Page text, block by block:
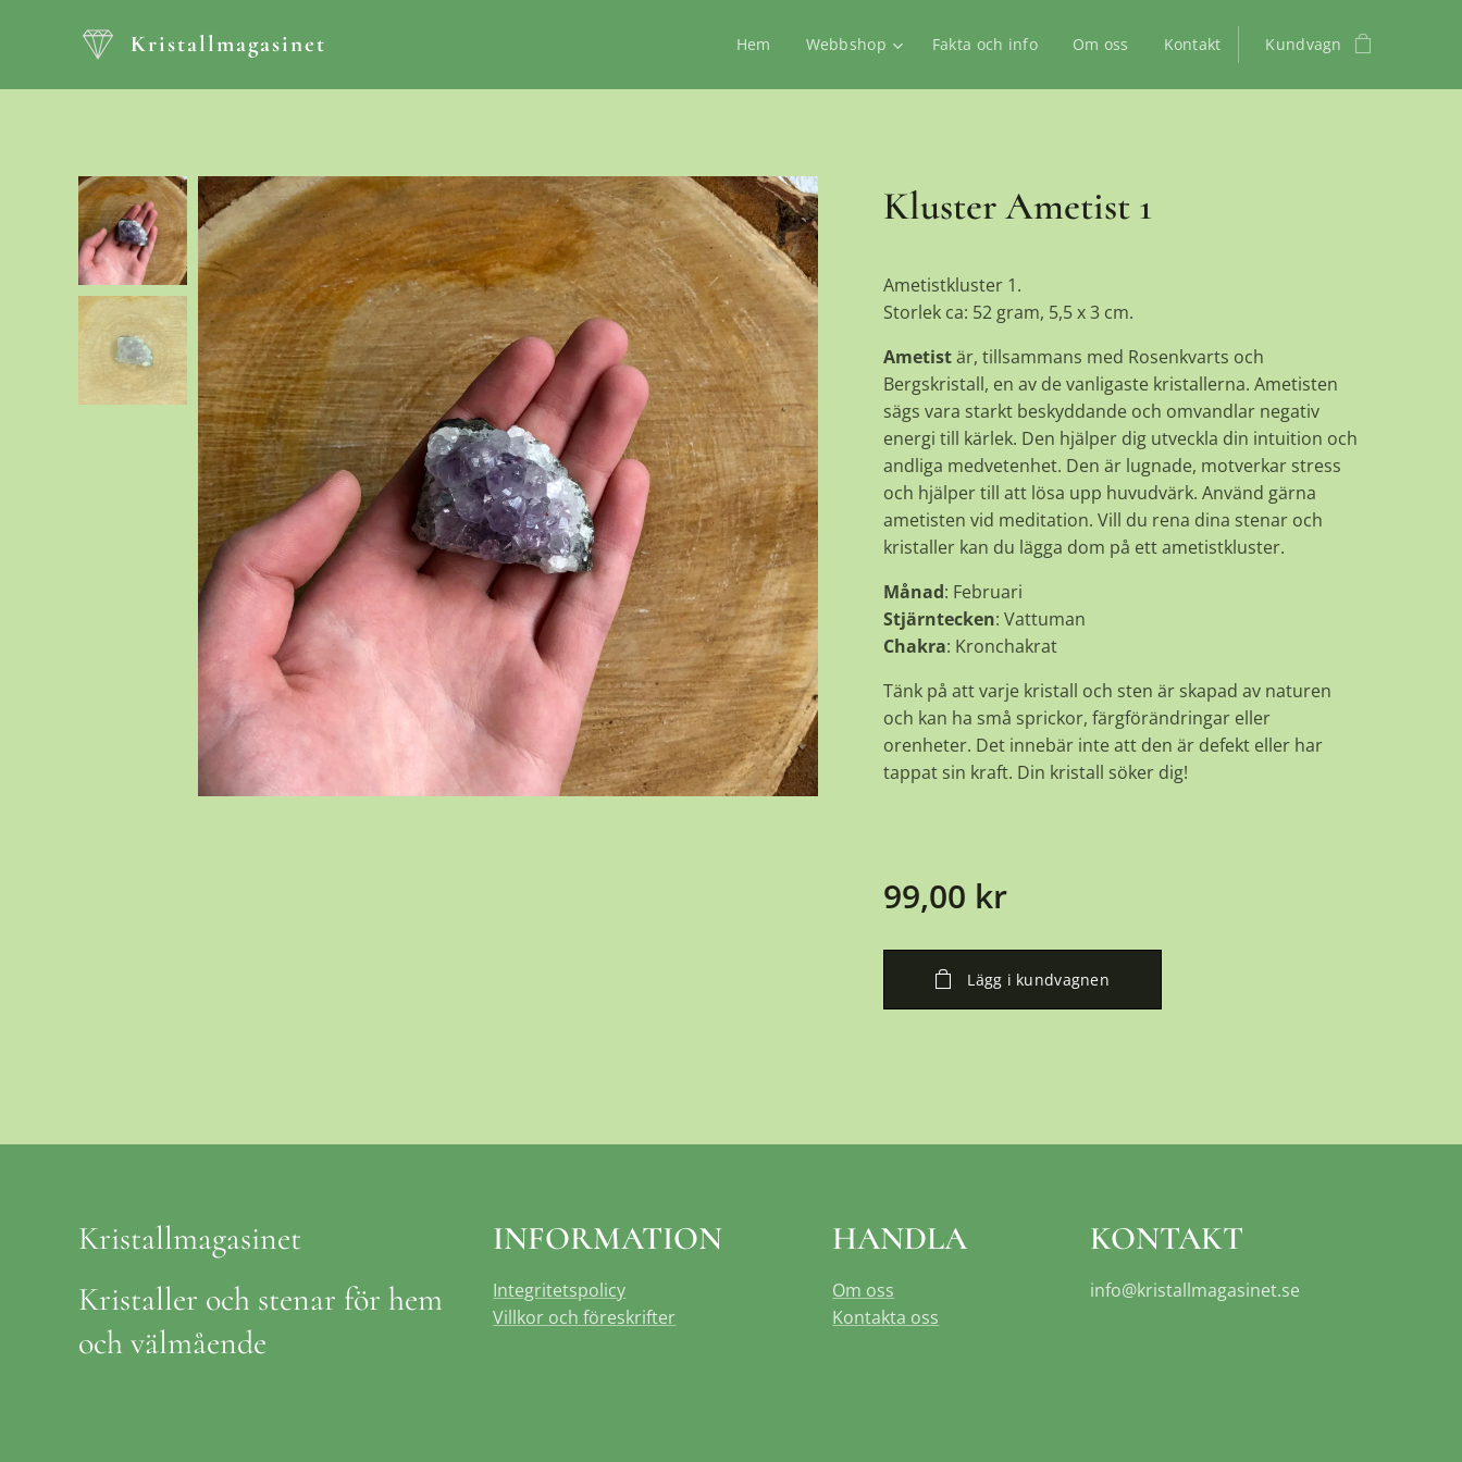
Kristallmagasinet Hem Webbshop Fakta och info Om oss Kontakt Kundvagn
Kluster Ametist 1
Ametistkluster 1.
Storlek ca: 52 gram, 5,5 x 3 cm.
Ametistär, tillsammans med Rosenkvarts och
Bergskristall, en av de vanligaste kristallerna. Ametisten
sägs vara starkt beskyddande och omvandlar negativ
energi till kärlek. Den hjälper dig utveckla din intuition och
andliga medvetenhet. Den är lugnade, motverkar stress
och hjälper till att lösa upp huvudvärk. Använd gärna
ametisten vid meditation. Vill du rena dina stenar och
kristaller kan du lägga dom på ett ametistkluster.
Månad: Februari
Stjärntecken: Vattuman
Chakra: Kronchakrat
Tänk på att varje kristall och sten är skapad av naturen
och kan ha små sprickor, färgförändringar eller
orenheter. Det innebär inte att den är defekt eller har
tappat sin kraft. Din kristall söker dig!
99,00 kr
Lägg i kundvagnen
Kristallmagasinet
Kristaller och stenar för hem
och välmående
INFORMATION
Integritetspolicy
Villkor och föreskrifter
HANDLA
Om oss
Kontakta oss
KONTAKT
info@kristallmagasinet.se